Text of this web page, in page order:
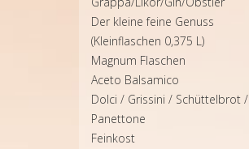
Der kleine feine Genuss
(Kleinflaschen 0,375 L)
Magnum Flaschen
Aceto Balsamico
Dolci / Grissini / Schüttelbrot /
Panettone
Feinkost